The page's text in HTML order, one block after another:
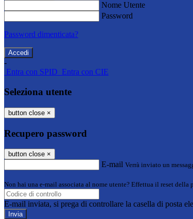
Nome Utente
Password
Password dimenticata?
-
Entra con SPID Entra con CIE
Seleziona utente
button close ×
Recupero password
button close ×
E-mail Verrà inviato un
Non hai una e-mail associata al nome utente? Effettua il reset della
E-mail inviata, si prega di controllare la casella di posta